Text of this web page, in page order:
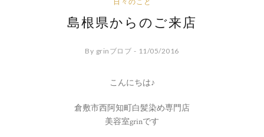
島根県からのご来店
By grinブロブ - 11/05/2016
こんにちは♪
倉敷市西阿知町白髪染め専門店
美容室grinです